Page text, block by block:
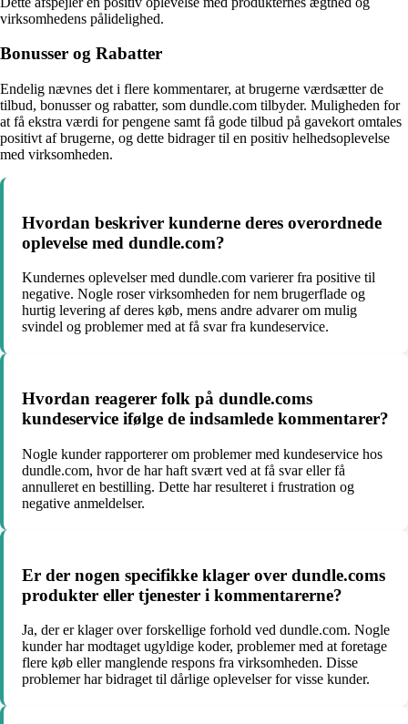
virksomhedens pålidelighed.
Bonusser og Rabatter
Endelig nævnes det i flere kommentarer, at brugerne værdsætter de
tilbud, bonusser og rabatter, som dundle.com tilbyder. Muligheden for
at få ekstra værdi for pengene samt få gode tilbud på gavekort omtales
positivt af brugerne, og dette bidrager til en positiv helhedsoplevelse
med virksomheden.
Hvordan beskriver kunderne deres overordnede
oplevelse med dundle.com?
Kundernes oplevelser med dundle.com varierer fra positive til
negative. Nogle roser virksomheden for nem brugerflade og
hurtig levering af deres køb, mens andre advarer om mulig
svindel og problemer med at få svar fra kundeservice.
Hvordan reagerer folk på dundle.coms
kundeservice ifølge de indsamlede kommentarer?
Nogle kunder rapporterer om problemer med kundeservice hos
dundle.com, hvor de har haft svært ved at få svar eller få
annulleret en bestilling. Dette har resulteret i frustration og
negative anmeldelser.
Er der nogen specifikke klager over dundle.coms
produkter eller tjenester i kommentarerne?
Ja, der er klager over forskellige forhold ved dundle.com. Nogle
kunder har modtaget ugyldige koder, problemer med at foretage
flere køb eller manglende respons fra virksomheden. Disse
problemer har bidraget til dårlige oplevelser for visse kunder.